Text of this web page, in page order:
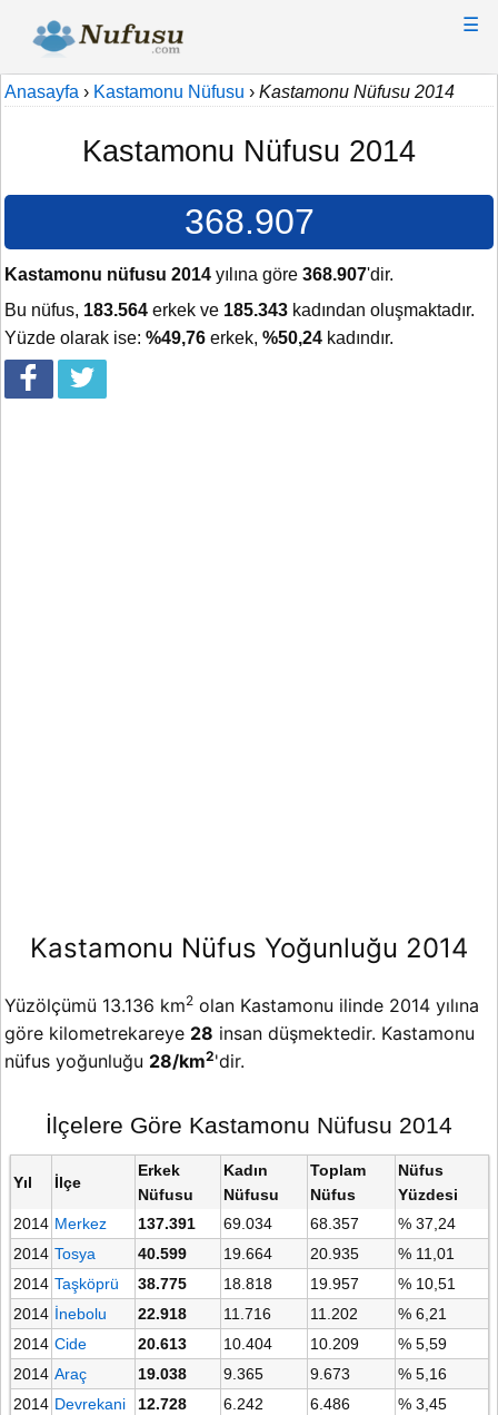
☰
Anasayfa › Kastamonu Nüfusu › Kastamonu Nüfusu 2014
Kastamonu Nüfusu 2014
368.907
Kastamonu nüfusu 2014 yılına göre 368.907'dir.
Bu nüfus, 183.564 erkek ve 185.343 kadından oluşmaktadır.
Yüzde olarak ise: %49,76 erkek, %50,24 kadındır.
Kastamonu Nüfus Yoğunluğu 2014
Yüzölçümü 13.136 km2 olan Kastamonu ilinde 2014 yılına
göre kilometrekareye 28 insan düşmektedir. Kastamonu
nüfus yoğunluğu 28/km2'dir.
İlçelere Göre Kastamonu Nüfusu 2014
Yıl İlçe
Erkek
Nüfusu
Kadın
Nüfusu
Toplam
Nüfus
Nüfus
Yüzdesi
2014 Merkez 137.391 69.034 68.357
% 37,24
2014 Tosya 40.599 19.664 20.935
% 11,01
2014 Taşköprü 38.775 18.818 19.957
% 10,51
2014 İnebolu 22.918 11.716 11.202
% 6,21
2014 Cide 20.613 10.404 10.209
% 5,59
2014 Araç 19.038 9.365 9.673
% 5,16
2014 Devrekani 12.728 6.242 6.486
% 3,45